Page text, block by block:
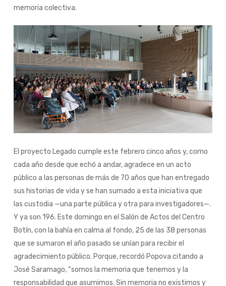
memoria colectiva.
El proyecto Legado cumple este febrero cinco años y, como
cada año desde que echó a andar, agradece en un acto
público a las personas de más de 70 años que han entregado
sus historias de vida y se han sumado a esta iniciativa que
las custodia —una parte pública y otra para investigadores—.
Y ya son 196. Este domingo en el Salón de Actos del Centro
Botín, con la bahía en calma al fondo, 25 de las 38 personas
que se sumaron el año pasado se unían para recibir el
agradecimiento público. Porque, recordó Popova citando a
José Saramago, “somos la memoria que tenemos y la
responsabilidad que asumimos. Sin memoria no existimos y